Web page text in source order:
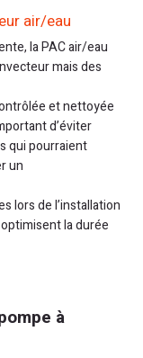
air/eau
la PAC air/eau
mais des
et nettoyée
d’éviter
qui pourraient
un
lors de l’installation
la durée
à